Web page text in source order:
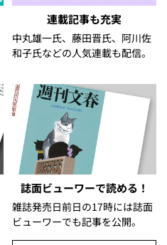
連載記事も充実
中丸雄一氏、藤田晋氏、阿川佐
和子氏などの人気連載も配信。
誌面ビューワーで読める！
雑誌発売日前日の17時には誌面
ビューワーでも記事を公開。